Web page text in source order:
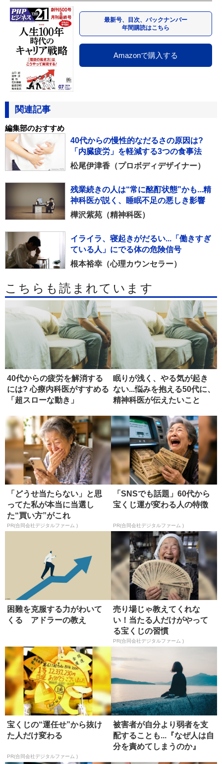
最新号、目次、バックナンバー
年間購読はこちら
Amazonで購入する
関連記事
編集部のおすすめ
40代からの慢性的なだるさの原因は?
「内臓疲労」を軽減する3つの食事法
松尾伊津香（プロボディデザイナー）
残業続きの人は“常に酩酊状態”かも...精
神科医が説く、睡眠不足の悪しき影響
樺沢紫苑（精神科医）
イライラ、寝起きがだるい...「働きすぎ
ている人」にでる体の危険信号
根本裕幸（心理カウンセラー）
こちらも読まれています
40代からの疲労を解消する
には? 心療内科医がすすめる
「超スローな動き」
眠りが浅く、やる気が起き
ない...悩みを抱える50代に、
精神科医が伝えたいこと
「どうせ当たらない」と思
ってた私が本当に当選し
た“買い方”がこれ
PR(合同会社デジタルファーム )
「SNSでも話題」60代から
宝くじ運が変わる人の特徴
PR(合同会社デジタルファーム )
困難を克服する力がわいて
くる アドラーの教え
売り場じゃ教えてくれな
い！当たる人だけがやって
る宝くじの習慣
PR(合同会社デジタルファーム )
宝くじの“運任せ”から抜け
た人だけ変わる
PR(合同会社デジタルファーム )
被害者が自分より弱者を支
配することも...『なぜ人は自
分を責めてしまうのか』